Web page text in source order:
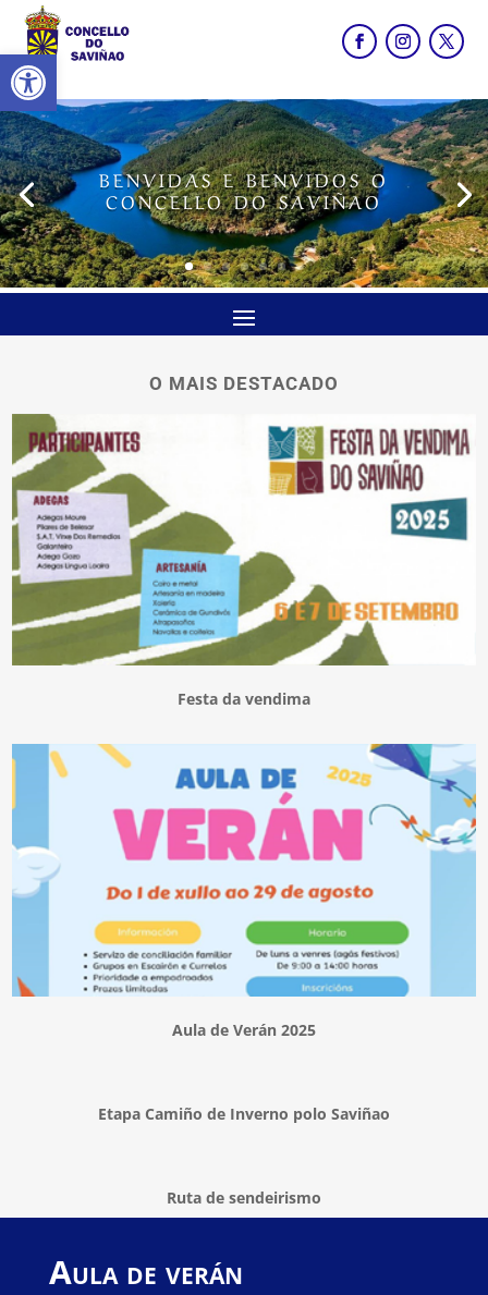
Abrir barra de ferramentas
BENVIDAS E BENVIDOS O
CONCELLO DO SAVIÑAO
O MAIS DESTACADO
Festa da vendima
Aula de Verán 2025
Etapa Camiño de Inverno polo Saviñao
Ruta de sendeirismo
Aula de verán